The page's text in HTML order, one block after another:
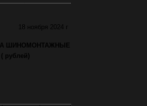
2024 г
ШИНОМОНТАЖНЫЕ
рублей)